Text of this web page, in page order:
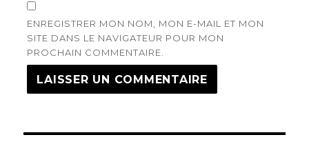
ENREGISTRER MON NOM, MON E-MAIL ET MON
SITE DANS LE NAVIGATEUR POUR MON
PROCHAIN COMMENTAIRE.